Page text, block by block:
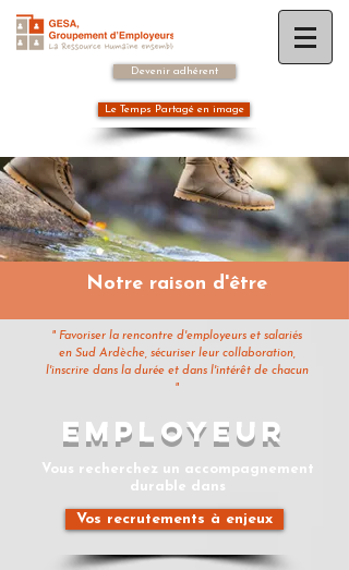
Devenir adhérent
Le Temps Partagé en image
Notre raison d'être
" Favoriser la rencontre d'employeurs et salariés
en Sud Ardèche, sécuriser leur collaboration,
l'inscrire dans la durée et dans l'intérêt de chacun
"
EMPLOYEUR
Vous recherchez un accompagnement
durable dans
Vos recrutements à enjeux